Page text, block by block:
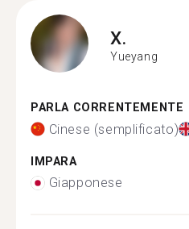
X.
Yueyang
PARLA CORRENTEMENTE
Cinese (semplificato)
IMPARA
Giapponese